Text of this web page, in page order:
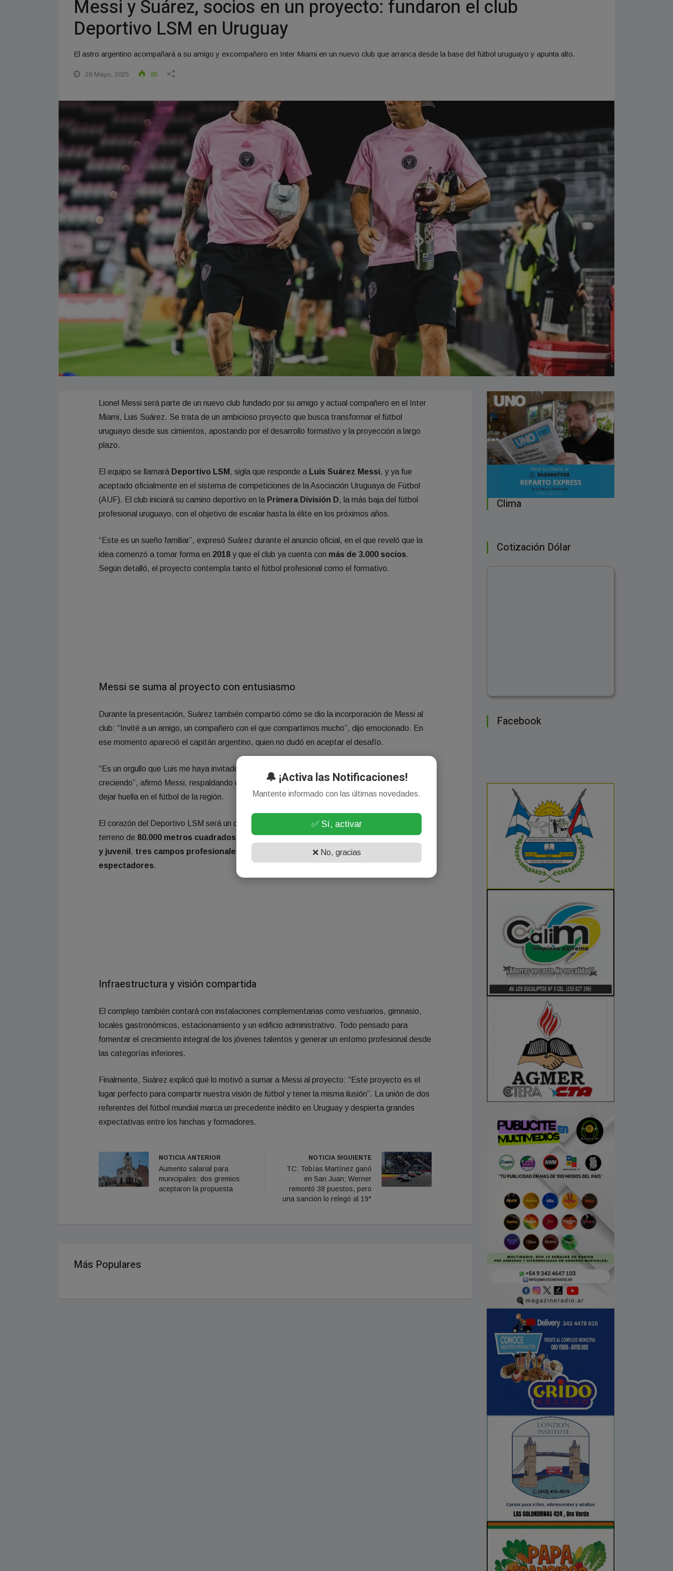
Messi y Suárez, socios en un proyecto: fundaron el club
Deportivo LSM en Uruguay
El astro argentino acompañará a su amigo y excompañero en Inter Miami en un nuevo club que arranca desde la base del fútbol uruguayo y apunta alto.
28 Mayo, 2025 85
Lionel Messi será parte de un nuevo club fundado por su amigo y actual compañero en el Inter
Miami, Luis Suárez. Se trata de un ambicioso proyecto que busca transformar el fútbol
uruguayo desde sus cimientos, apostando por el desarrollo formativo y la proyección a largo
plazo.
El equipo se llamará Deportivo LSM , sigla que responde a Luis Suárez Messi, y ya fue
aceptado oficialmente en el sistema de competiciones de la Asociación Uruguaya de Fútbol
(AUF). El club iniciará su camino deportivo en la Primera División D, la más baja del fútbol
profesional uruguayo, con el objetivo de escalar hasta la élite en los próximos años.
“Este es un sueño familiar”, expresó Suárez durante el anuncio oficial, en el que reveló que la
idea comenzó a tomar forma en 2018 y que el club ya cuenta con más de 3.000 socios.
Según detalló, el proyecto contempla tanto el fútbol profesional como el formativo.
Messi se suma al proyecto con entusiasmo
Durante la presentación, Suárez también compartió cómo se dio la incorporación de Messi al
club: “Invité a un amigo, un compañero con el que compartimos mucho”, dijo emocionado. En
ese momento apareció el capitán argentino, quien no dudó en aceptar el desafío.
“Es un orgullo que Luis me haya invitado. Espero aportar lo que pueda para que el club siga
creciendo”, afirmó Messi, respaldando con su presencia y apoyo una iniciativa que apunta a
dejar huella en el fútbol de la región.
El corazón del Deportivo LSM será un complejo deportivo de primer nivel, que ocupará un
terreno de 80.000 metros cuadrados . Allí se construirántres canchas para fútbol infantil
y juvenil , tres campos profesionales
pequeño estadio con capacidad para 1.500
espectadores.
Infraestructura y visión compartida
El complejo también contará con instalaciones complementarias como vestuarios, gimnasio,
locales gastronómicos, estacionamiento y un edificio administrativo. Todo pensado para
fomentar el crecimiento integral de los jóvenes talentos y generar un entorno profesional desde
las categorías inferiores.
Finalmente, Suárez explicó qué lo motivó a sumar a Messi al proyecto: “Este proyecto es el
lugar perfecto para compartir nuestra visión de fútbol y tener la misma ilusión”. La unión de dos
referentes del fútbol mundial marca un precedente inédito en Uruguay y despierta grandes
expectativas entre los hinchas y formadores.
NOTICIA ANTERIOR
Aumento salarial para
municipales: dos gremios
aceptaron la propuesta
NOTICIA SIGUIENTE
TC: Tobías Martínez ganó
en San Juan; Werner
remontó 38 puestos, pero
una sanción lo relegó al 19°
Más Populares
Clima
Cotización Dólar
Facebook
🔔 ¡Activa las Notificaciones!
Mantente informado con las últimas novedades.
✅ Sí, activar
❌ No, gracias